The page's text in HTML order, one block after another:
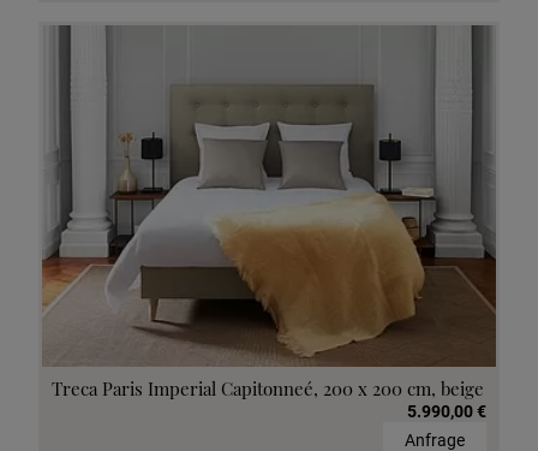
Treca Paris Imperial Capitonneé, 200 x 200 cm, beige
5.990,00 €
Anfrage